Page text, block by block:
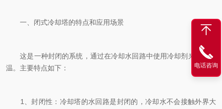
一、闭式冷却塔的特点和应用场景
这是一种封闭的系统，通过在冷却水回路中使用冷却剂来降低水
温。主要特点如下：
1、封闭性：冷却塔的水回路是封闭的，冷却水不会接触外界大
电话咨询